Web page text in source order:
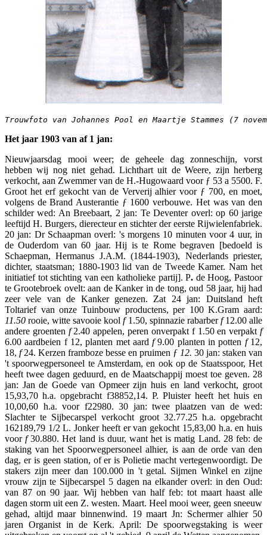
Trouwfoto van Johannes Pool en Maartje Stammes (7
Het jaar 1903 van af 1 jan:
Nieuwjaarsdag mooi weer; de geheele dag zonneschijn, vorst
hebben wij nog niet gehad. Lichthart uit de Weere, zijn herberg
verkocht, aan Zwemmer van de H.-Hugowaard voor ƒ 53 a 5500. F.
Groot het erf gekocht van de Ververij alhier voor ƒ 700, en moet,
volgens de Brand Austerantie ƒ 1600 verbouwe. Het was van den
schilder wed: An Breebaart, 2 jan: Te Deventer overl: op 60 jarige
leeftijd H. Burgers, dierecteur en stichter der eerste Rijwielenfabriek.
20 jan: Dr Schaapman overl: 's morgens 10 minuten voor 4 uur, in
de Ouderdom van 60 jaar. Hij is te Rome begraven [bedoeld is
Schaepman, Hermanus J.A.M. (1844-1903), Nederlands priester,
dichter, staatsman; 1880-1903 lid van de Tweede Kamer. Nam het
initiatief tot stichting van een katholieke partij]. P. de Hoog, Pastoor
te Grootebroek ovelt: aan de Kanker in de tong, oud 58 jaar, hij had
zeer vele van de Kanker genezen. Zat 24 jan: Duitsland heft
Toltarief van onze Tuinbouw productens, per 100 K.Gram aard:
11.50rooie, witte savooie koolf1.50, spinnazie rabarberf12.00 alle
andere groenten f2.40 appelen, peren onverpakt f 1.50 en verpaktf
6.00 aardbeien f 12, planten met aardf9.00 planten in potten f12,
18, f24. Kerzen framboze besse en pruimen ƒ 12. 30 jan: staken van
't spoorwegpersoneel te Amsterdam, en ook op de Staatsspoor, Het
heeft twee dagen geduurd, en de Maatschappij moest toe geven. 28
jan: Jan de Goede van Opmeer zijn huis en land verkocht, groot
15,93,70 h.a. opgebracht f38852,14. P. Pluister heeft het huis en
10,00,60 h.a. voor f22980. 30 jan: twee plaatzen van de wed:
Slachter te Sijbecarspel verkocht groot 32.77.25 h.a. opgebracht
162189,79 1/2 L. Jonker heeft er van gekocht 15,83,00 h.a. en huis
voorf30.880. Het land is duur, want het is matig Land. 28 feb: de
staking van het Spoorwegpersoneel alhier, is aan de orde van den
dag, er is geen station, of er is Polietie macht vertegenwoordigt. De
stakers zijn meer dan 100.000 in 't getal. Sijmen Winkel en zijne
vrouw zijn te Sijbecarspel 5 dagen na elkander overl: in den Oud:
van 87 on 90 jaar. Wij hebben van half feb: tot maart haast alle
dagen storm uit een Z. westen. Maart. Heel mooi weer, geen sneeuw
gehad, altijd maar binnenwind. 19 maart Jn: Schermer alhier 50
jaren Organist in de Kerk. April: De spoorwegstaking is weer